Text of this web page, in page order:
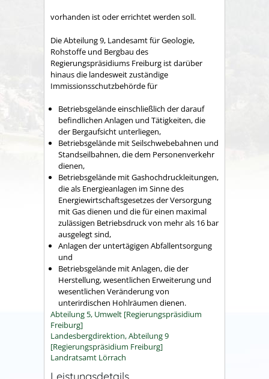
vorhanden ist oder errichtet werden soll.
Die Abteilung 9, Landesamt für Geologie,
Rohstoffe und Bergbau des
Regierungspräsidiums Freiburg ist darüber
hinaus die landesweit zuständige
Immissionsschutzbehörde für
Betriebsgelände einschließlich der darauf
befindlichen Anlagen und Tätigkeiten, die
der Bergaufsicht unterliegen,
Betriebsgelände mit Seilschwebebahnen und
Standseilbahnen, die dem Personenverkehr
dienen,
Betriebsgelände mit Gashochdruckleitungen,
die als Energieanlagen im Sinne des
Energiewirtschaftsgesetzes der Versorgung
mit Gas dienen und die für einen maximal
zulässigen Betriebsdruck von mehr als 16 bar
ausgelegt sind,
Anlagen der untertägigen Abfallentsorgung
und
Betriebsgelände mit Anlagen, die der
Herstellung, wesentlichen Erweiterung und
wesentlichen Veränderung von
unterirdischen Hohlräumen dienen.
Abteilung 5, Umwelt [Regierungspräsidium
Freiburg]
Landesbergdirektion, Abteilung 9
[Regierungspräsidium Freiburg]
Landratsamt Lörrach